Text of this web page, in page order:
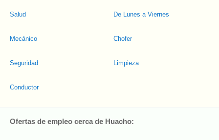
Salud
Mecánico
Seguridad
Conductor
De Lunes a Viernes
Chofer
Limpieza
Ofertas de empleo cerca de Huacho: